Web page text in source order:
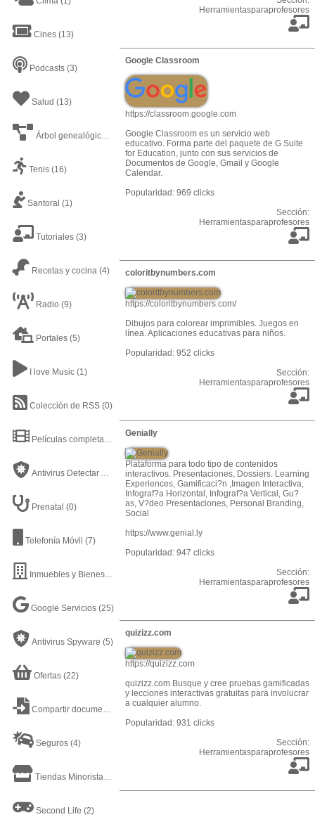
Cines (13)
Podcasts (3)
Salud (13)
Árbol genealógico (1)
Tenis (16)
Santoral (1)
Tutoriales (3)
Recetas y cocina (4)
Radio (9)
Portales (5)
I love Music (1)
Colección de RSS (0)
Películas completas en Youtube (20)
Antivirus Detectar Archivo (13)
Prenatal (0)
Telefonía Móvil (7)
Inmuebles y Bienes Raíces
Google Servicios (25)
Antivirus Spyware (5)
Ofertas (22)
Compartir documentos online (21)
Seguros (4)
Tiendas Minoristas (7)
Second Life (2)
Herramientasparaprofesores
Google Classroom
https://classroom.google.com
Google Classroom es un servicio web
educativo. Forma parte del paquete de G Suite
for Education, junto con sus servicios de
Documentos de Google, Gmail y Google
Calendar.
Popularidad: 969 clicks
Sección:
Herramientasparaprofesores
coloritbynumbers.com
https://coloritbynumbers.com/
Dibujos para colorear imprimibles. Juegos en
línea. Aplicaciones educativas para niños.
Popularidad: 952 clicks
Sección:
Herramientasparaprofesores
Genially
Plataforma para todo tipo de contenidos
interactivos. Presentaciones, Dossiers. Learning
Experiences, Gamificaci?n ,Imagen Interactiva,
Infograf?a Horizontal, Infograf?a Vertical, Gu?
as, V?deo Presentaciones, Personal Branding,
Social
https://www.genial.ly
Popularidad: 947 clicks
Sección:
Herramientasparaprofesores
quizizz.com
https://quizizz.com
quizizz.com Busque y cree pruebas gamificadas
y lecciones interactivas gratuitas para involucrar
a cualquier alumno.
Popularidad: 931 clicks
Sección:
Herramientasparaprofesores